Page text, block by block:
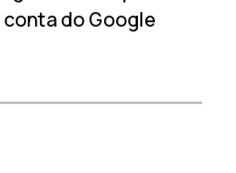
do Google